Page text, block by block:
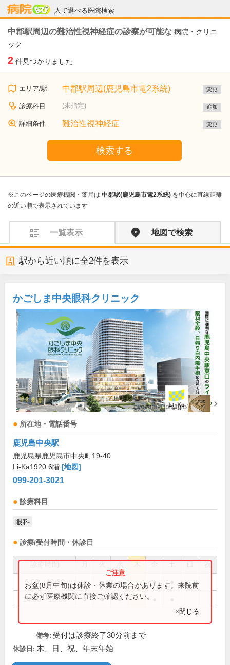
人で選べる医院検索
病院なび
中郡駅周辺の難治性視神経症の診察が可能な 病院・クリニ
ック
2 件見つかりました
エリア/駅 中郡駅周辺(鹿児島市電2系統) 変更
診療科目 (未指定) 追加
詳細条件 難治性視神経症 変更
検索する
※このページの医療機関・薬局は 中郡駅(鹿児島市電2系統) を中心に直線距離
の近い順で表示されています
一覧表示 地図で検索
駅から近い順に全2件を表示
かごしま中央眼科クリニック
所在地・電話番号
鹿児島中央駅
鹿児島県鹿児島市中央町19-40
Li-Ka1920 6階 [地図]
099-201-3021
診療科目
眼科
診療/受付時間・休診日
祝
9:00～12:30 ● ● ● ●
14:00～18:00 ● ● ●
お盆(8月中旬)は休診・休業の場合があります。来院前
に必ず医療機関に直接ご確認ください。
×閉じる
備考: 受付は診療終了30分前まで
休診日: 木、日、祝、年末年始